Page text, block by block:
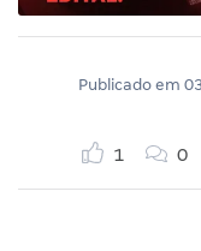
Publicado em
1 0